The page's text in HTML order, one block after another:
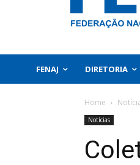
FENAJ DIRETORIA
Home
Notícias